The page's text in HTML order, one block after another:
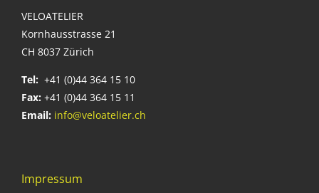
VELOATELIER
Kornhausstrasse 21
CH 8037 Zürich
Tel: +41 (0)44 364 15 10
Fax: +41 (0)44 364 15 11
Email: info@veloatelier.ch
Impressum